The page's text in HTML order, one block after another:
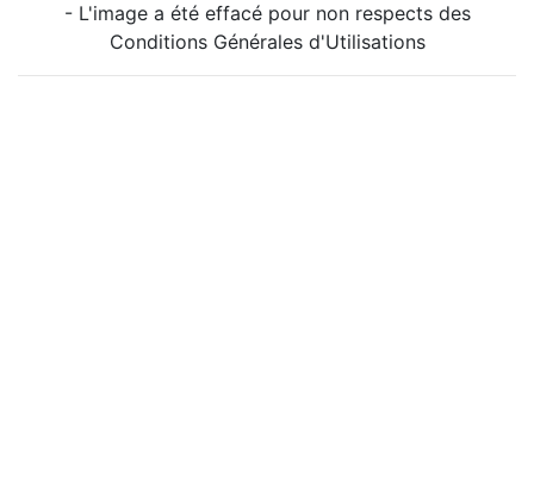
- L'image a été effacé pour non respects des
Conditions Générales d'Utilisations